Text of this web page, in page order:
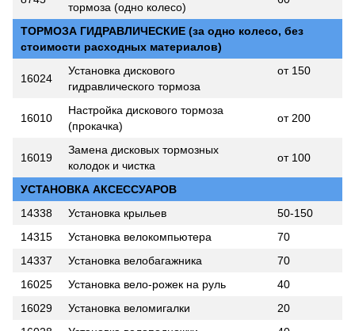
тормоза (одно колесо)
ТОРМОЗА ГИДРАВЛИЧЕСКИЕ (за одно колесо, без
стоимости расходных материалов)
16024
Установка дискового
гидравлического тормоза
от 150
16010
Настройка дискового тормоза
(прокачка)
от 200
16019
Замена дисковых тормозных
колодок и чистка
от 100
УСТАНОВКА АКСЕССУАРОВ
14338
Установка крыльев
50-150
14315
Установка велокомпьютера
70
14337
Установка велобагажника
70
16025
Установка вело-рожек на руль
40
16029
Установка веломигалки
20